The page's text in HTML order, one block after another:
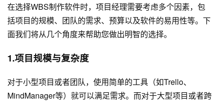
在选择WBS制作软件时，项目经理需要考虑多个因素，包
括项目的规模、团队的需求、预算以及软件的易用性等。下
面我们将从几个角度来帮助您做出明智的选择。
1.项目规模与复杂度
对于小型项目或者团队，使用简单的工具（如Trello、
MindManager等）就可以满足需求。而对于大型项目或者跨